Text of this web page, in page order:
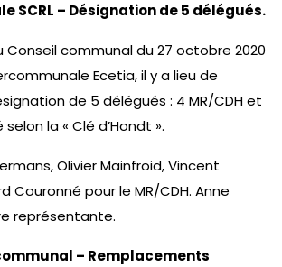
SCRL – Désignation de 5 délégués.
Conseil communal du 27 octobre 2020
Ecetia, il y a lieu de
de 5 délégués : 4 MR/CDH et
la « Clé d’Hondt ».
Olivier Mainfroid, Vincent
Couronné pour le MR/CDH. Anne
représentante.
– Remplacements